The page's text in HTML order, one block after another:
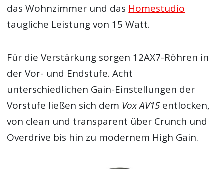
das Wohnzimmer und das Homestudio
taugliche Leistung von 15 Watt.
Für die Verstärkung sorgen 12AX7-Röhren in
der Vor- und Endstufe. Acht
unterschiedlichen Gain-Einstellungen der
Vorstufe ließen sich dem Vox AV15 entlocken,
von clean und transparent über Crunch und
Overdrive bis hin zu modernem High Gain.